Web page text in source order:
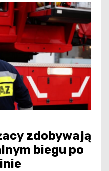
zdobywają
biegu po